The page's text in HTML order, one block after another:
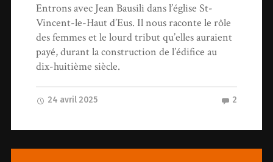
Entrons avec Jean Bausili dans l’église St-
Vincent-le-Haut d’Eus. Il nous raconte le rôle
des femmes et le lourd tribut qu’elles auraient
payé, durant la construction de l’édifice au
dix-huitième siècle.
24 avril 2025 2